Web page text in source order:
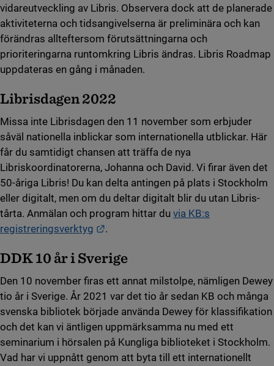
vidareutveckling av Libris. Observera dock att de planerade
aktiviteterna och tidsangivelserna är preliminära och kan
förändras allteftersom förutsättningarna och
prioriteringarna runtomkring Libris ändras. Libris Roadmap
uppdateras en gång i månaden.
Librisdagen 2022
Missa inte Librisdagen den 11 november som erbjuder
såväl nationella inblickar som internationella utblickar. Här
får du samtidigt chansen att träffa de nya
Libriskoordinatorerna, Johanna och David. Vi firar även det
50-åriga Libris! Du kan delta antingen på plats i Stockholm
eller digitalt, men om du deltar digitalt blir du utan Libris-
tårta. Anmälan och program hittar du via KB:s
registreringsverktyg
Länk till annan webbplats.
.
DDK 10 år i Sverige
Den 10 november firas ett annat milstolpe, nämligen Dewey
tio år i Sverige. År 2021 var det tio år sedan KB och många
svenska bibliotek började använda Dewey för klassifikation
och det kan vi äntligen uppmärksamma nu med ett
seminarium i hörsalen på Kungliga biblioteket i Stockholm.
Vad har vi uppnått genom att byta till ett internationellt